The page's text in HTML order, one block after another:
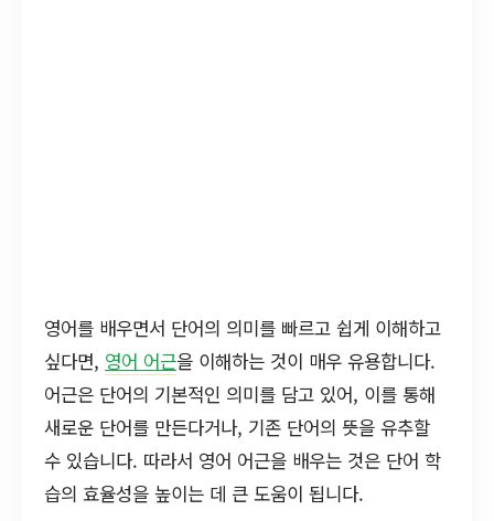
영어를 배우면서 단어의 의미를 빠르고 쉽게 이해하고
싶다면, 영어 어근을 이해하는 것이 매우 유용합니다.
어근은 단어의 기본적인 의미를 담고 있어, 이를 통해
새로운 단어를 만든다거나, 기존 단어의 뜻을 유추할
수 있습니다. 따라서 영어 어근을 배우는 것은 단어 학
습의 효율성을 높이는 데 큰 도움이 됩니다.